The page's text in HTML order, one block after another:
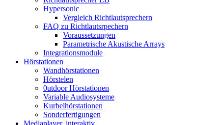
Hypersonic
Vergleich Richtlautsprechern
FAQ zu Richtlautsrpechern
Voraussetzungen
Parametrische Akustische Arrays
Integrationsmodule
Hörstationen
Wandhörstationen
Hörstelen
0utdoor Hörstationen
Variable Audiosysteme
Kurbelhörstationen
Sonderfertigungen
Mediaplayer, interaktiv